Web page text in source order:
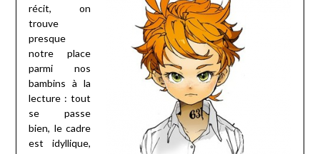
récit, on
trouve
presque
notre place
parmi nos
bambins à la
lecture : tout
se passe
bien, le cadre
est idyllique,